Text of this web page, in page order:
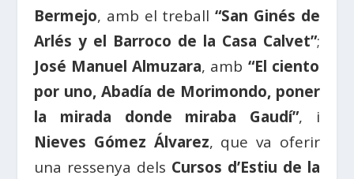
Bermejo, amb el treball“San Ginés de
Arlés y el Barroco de la Casa Calvet”;
José Manuel Almuzara, amb “El ciento
por uno, Abadía de Morimondo, poner
la mirada donde miraba Gaudí”, i
Nieves Gómez Álvarez, que va oferir
una ressenya dels Cursos d’Estiu de la